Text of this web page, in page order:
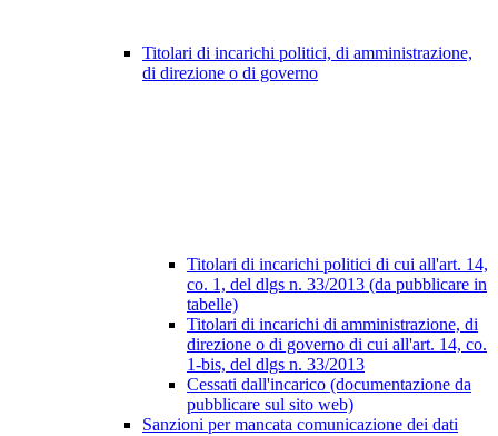
Titolari di incarichi politici, di amministrazione,
di direzione o di governo
Titolari di incarichi politici di cui all'art. 14,
co. 1, del dlgs n. 33/2013 (da pubblicare in
tabelle)
Titolari di incarichi di amministrazione, di
direzione o di governo di cui all'art. 14, co.
1-bis, del dlgs n. 33/2013
Cessati dall'incarico (documentazione da
pubblicare sul sito web)
Sanzioni per mancata comunicazione dei dati